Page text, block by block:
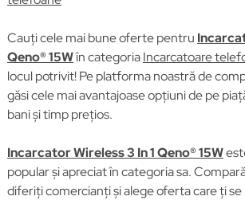
Cauți cele mai bune oferte pentru
Qeno® 15Wîn categoriaIncarcatoare
locul potrivit! Pe platforma noastră de
găsi cele mai avantajoase opțiuni de pe
bani și timp prețios.
Incarcator Wireless 3 In 1 Qeno® 15W
popular și apreciat în categoria sa.
diferiți comercianți și alege oferta care ți